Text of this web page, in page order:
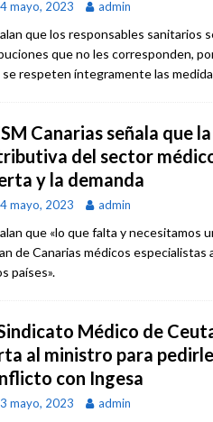
mayo, 2023 admin
que los responsables sanitarios
que no les corresponden,
se respeten íntegramente las
Canarias señala que
del sector
y la demanda
mayo, 2023 admin
que «lo que falta y necesitamos
de Canarias médicos especialistas
países».
Médico de
al ministro para
con Ingesa
mayo, 2023 admin